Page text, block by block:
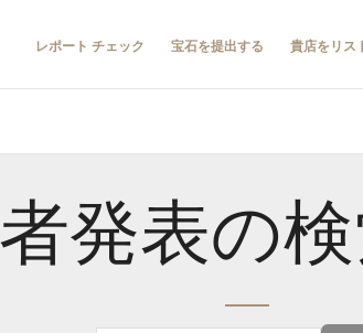
レポート チェック 宝石を提出する 貴店をリス
発表の